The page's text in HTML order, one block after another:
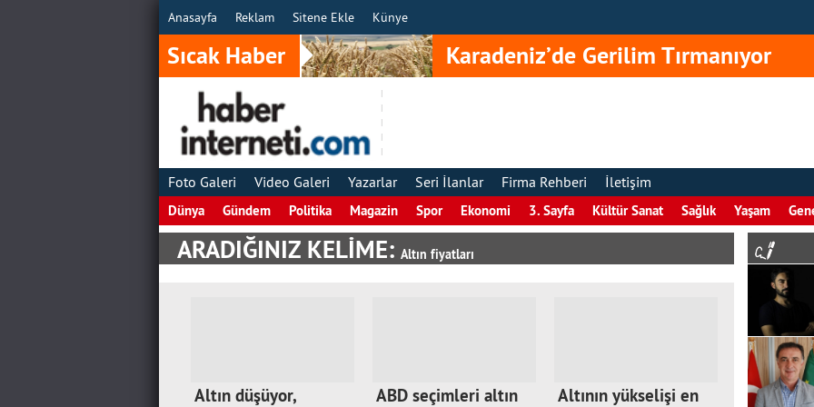
Anasayfa Reklam Sitene Ekle Künye
Sıcak Haber Karadeniz’de Gerilim Tırmanıyor
Foto Galeri Video Galeri Yazarlar Seri İlanlar Firma Rehberi İletişim
Dünya Gündem Politika Magazin Spor Ekonomi 3. Sayfa Kültür Sanat Sağlık Yaşam
ARADIĞINIZ KELİME: Altın fiyatları
Altın düşüyor,
ABD seçimleri altın
Altının yükselişi en